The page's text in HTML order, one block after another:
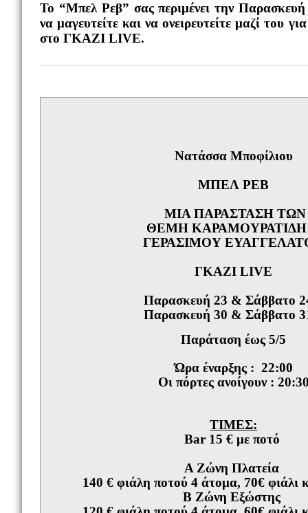
Το “Μπελ Ρεβ” σας περιμένει την
να μαγευτείτε και να ονειρευτείτε μαζί του
στο ΓΚΑΖΙ LIVE.
Νατάσσα Μποφίλιου
ΜΠΕΛ ΡΕΒ
ΜΙΑ ΠΑΡΑΣΤΑΣΗ ΤΩΝ
ΘΕΜΗ
ΓΕΡΑΣΙΜΟΥ
ΓΚΑΖΙ LIVE
Παρασκευή 23 & Σάββατο
Παρασκευή 30 & Σάββατο
Παράταση έως 5/5
Ώρα έναρξης : 22:00
Οι πόρτες ανοίγουν :
ΤΙΜΕΣ:
Βar 15 € με ποτό
Α Ζώνη Πλατεία
140 € φιάλη ποτού 4 άτομα, 70€ φιάλι
Β Ζώνη Εξώστης